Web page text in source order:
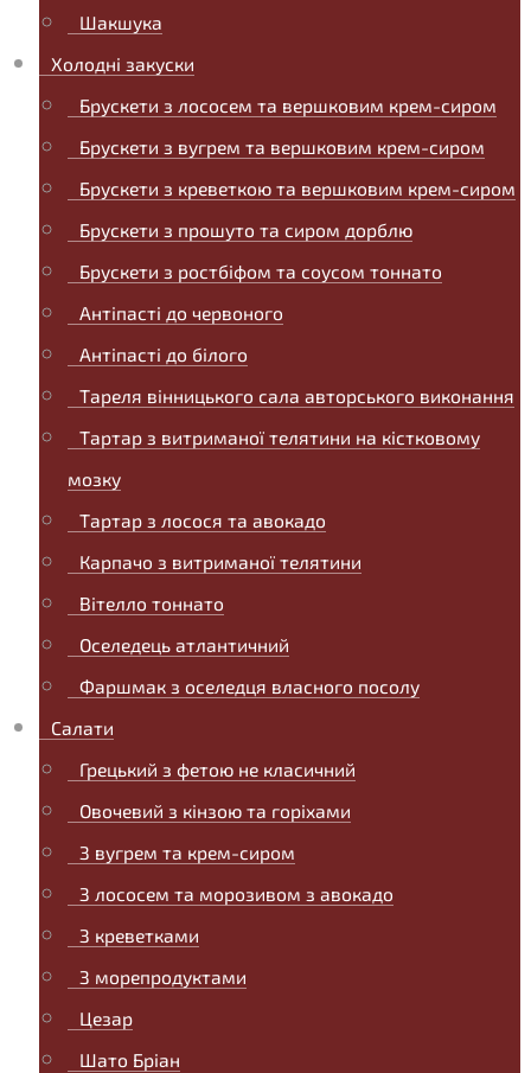
Шакшука
Холодні закуски
Брускети з лососем та вершковим крем-сиром
Брускети з вугрем та вершковим крем-сиром
Брускети з креветкою та вершковим крем-сиром
Брускети з прошуто та сиром дорблю
Брускети з ростбіфом та соусом тоннато
Антіпасті до червоного
Антіпасті до білого
Тареля вінницького сала авторського виконання
Тартар з витриманої телятини на кістковому
мозку
Тартар з лосося та авокадо
Карпачо з витриманої телятини
Вітелло тоннато
Оселедець атлантичний
Фаршмак з оселедця власного посолу
Салати
Грецький з фетою не класичний
Овочевий з кінзою та горіхами
З вугрем та крем-сиром
З лососем та морозивом з авокадо
З креветками
З морепродуктами
Цезар
Шато Бріан